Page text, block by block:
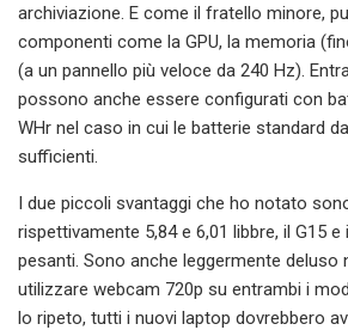
archiviazione. E come il fratello minore,
componenti come la GPU, la memoria
(a un pannello più veloce da 240 Hz).
possono anche essere configurati con
WHr nel caso in cui le batterie standard
sufficienti.
I due piccoli svantaggi che ho notato
rispettivamente 5,84 e 6,01 libbre, il G15
pesanti. Sono anche leggermente deluso
utilizzare webcam 720p su entrambi i
lo ripeto, tutti i nuovi laptop dovrebbero